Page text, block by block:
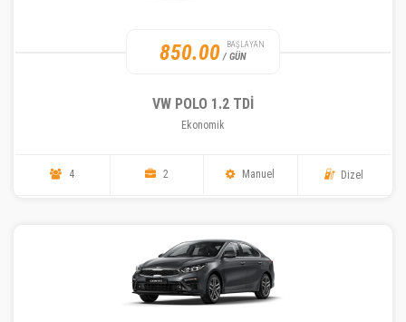
850.00 BAŞLAYAN
/ GÜN
VW POLO 1.2 TDI
Ekonomik
4 2 Manuel Dizel